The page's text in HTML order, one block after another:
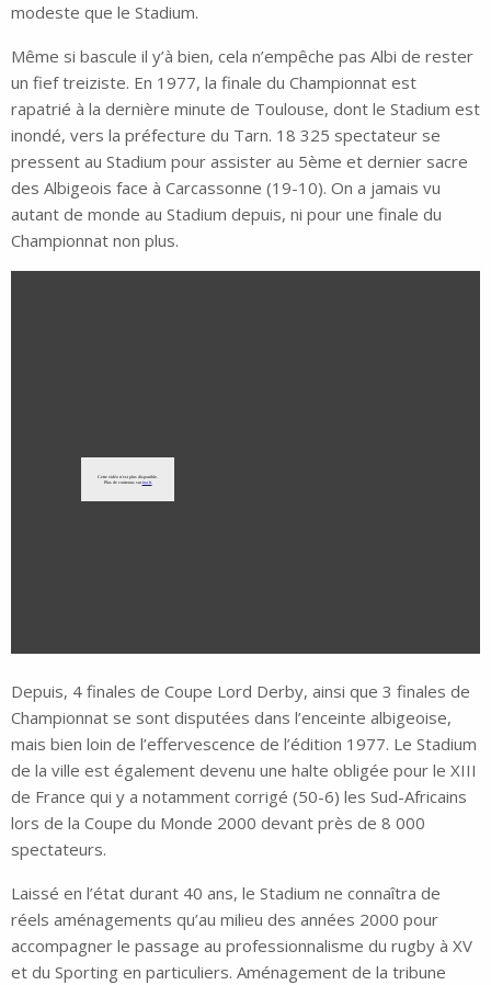
modeste que le Stadium.
Même si bascule il y’à bien, cela n’empêche pas Albi de rester
un fief treiziste. En 1977, la finale du Championnat est
rapatrié à la dernière minute de Toulouse, dont le Stadium est
inondé, vers la préfecture du Tarn. 18 325 spectateur se
pressent au Stadium pour assister au 5ème et dernier sacre
des Albigeois face à Carcassonne (19-10). On a jamais vu
autant de monde au Stadium depuis, ni pour une finale du
Championnat non plus.
Depuis, 4 finales de Coupe Lord Derby, ainsi que 3 finales de
Championnat se sont disputées dans l’enceinte albigeoise,
mais bien loin de l’effervescence de l’édition 1977. Le Stadium
de la ville est également devenu une halte obligée pour le XIII
de France qui y a notamment corrigé (50-6) les Sud-Africains
lors de la Coupe du Monde 2000 devant près de 8 000
spectateurs.
Laissé en l’état durant 40 ans, le Stadium ne connaîtra de
réels aménagements qu’au milieu des années 2000 pour
accompagner le passage au professionnalisme du rugby à XV
et du Sporting en particuliers. Aménagement de la tribune